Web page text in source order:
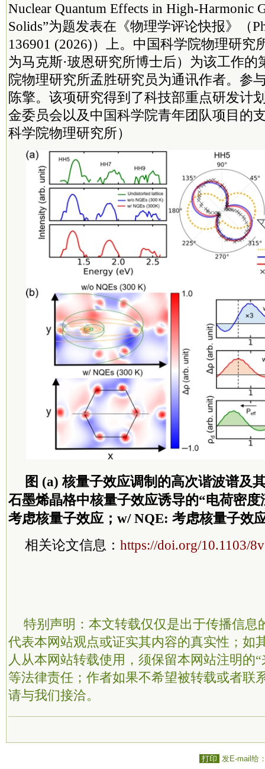
Nuclear Quantum Effects in High-Harmonic
Solids”为题发表在《物理学评论快报》（
136901 (2026)）上。中国科学院物理研究
为马克斯·玻恩研究所博士后）为该工作的
院物理研究所孟胜研究员为通讯作者。参
陈擎。该项研究得到了科技部重点研发计
金委员会以及中国科学院青年团队项目的
科学院物理研究所）
图 (a) 核量子效应调制的高次谐波谱及
石墨烯晶格中核量子效应诱导的“电荷密
考虑核量子效应；w/ NQE: 考虑核量子效
相关论文信息： https://doi.org/10.1103/
特别声明：本文转载仅仅是出于传播信息
代表本网站观点或证实其内容的真实性；如
人从本网站转载使用，须保留本网站注明的
等法律责任；作者如果不希望被转载或者联
请与我们接洽。
打印 发E-mail给